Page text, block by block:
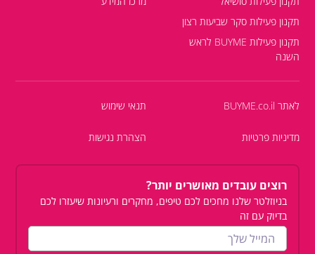
תקנון פעילות סקר שביעות רצון
תקנון פעילות BUYME לראש
השנה
לאתר BUYME.co.il תנאי שימוש
מדיניות פרטיות הצהרת נגישות
רוצים עובדים מאושרים יותר?
בניוזלטר שלנו מחכים לכם טיפים, מחקרים ורעיונות שיעזרו לכם
בדיוק עם זה